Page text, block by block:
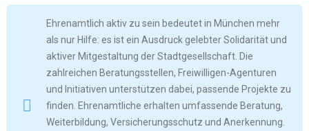
Ehrenamtlich aktiv zu sein bedeutet in München mehr
als nur Hilfe: es ist ein Ausdruck gelebter Solidarität und
aktiver Mitgestaltung der Stadtgesellschaft. Die
zahlreichen Beratungsstellen, Freiwilligen-Agenturen
und Initiativen unterstützen dabei, passende Projekte zu
finden. Ehrenamtliche erhalten umfassende Beratung,
Weiterbildung, Versicherungsschutz und Anerkennung.